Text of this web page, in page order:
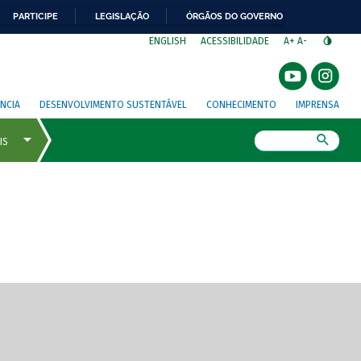
PARTICIPE LEGISLAÇÃO ÓRGÃOS DO GOVERNO
ENGLISH ACESSIBILIDADE A+ A-
DESENVOLVIMENTO SUSTENTÁVEL CONHECIMENTO IMPRENSA
de tela